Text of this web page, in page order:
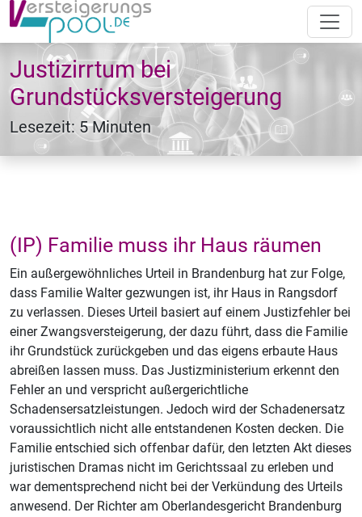
Justizirrtum bei
Grundstücksversteigerung
Lesezeit: 5 Minuten
(IP) Familie muss ihr Haus räumen
Ein außergewöhnliches Urteil in Brandenburg hat zur Folge,
dass Familie Walter gezwungen ist, ihr Haus in Rangsdorf
zu verlassen. Dieses Urteil basiert auf einem Justizfehler bei
einer Zwangsversteigerung, der dazu führt, dass die Familie
ihr Grundstück zurückgeben und das eigens erbaute Haus
abreißen lassen muss. Das Justizministerium erkennt den
Fehler an und verspricht außergerichtliche
Schadensersatzleistungen. Jedoch wird der Schadenersatz
voraussichtlich nicht alle entstandenen Kosten decken. Die
Familie entschied sich offenbar dafür, den letzten Akt dieses
juristischen Dramas nicht im Gerichtssaal zu erleben und
war dementsprechend nicht bei der Verkündung des Urteils
anwesend. Der Richter am Oberlandesgericht Brandenburg